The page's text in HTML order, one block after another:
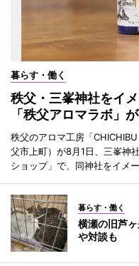
暮らす・働く
秩父・三峯神社をイ
「秩父アロマラボ」
秩父のアロマ工房「
父市上町）が8月1日、三峯神
ショップ」で、同神社をイメ
暮らす・働く
横瀬の旧芦
や対談も